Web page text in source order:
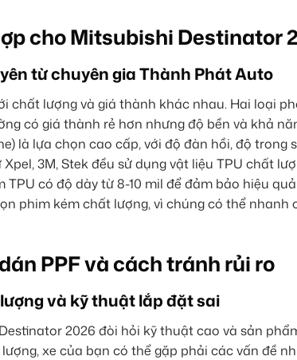
cho Mitsubishi Destinator
từ chuyên gia Thành Phát Auto
chất lượng và giá thành khác nhau. Hai loại
có giá thành rẻ hơn nhưng độ bền và khả
là lựa chọn cao cấp, với độ đàn hồi, độ trong
3M, Stek đều sử dụng vật liệu TPU chất
có độ dày từ 8-10 mil để đảm bảo hiệu
phim kém chất lượng, vì chúng có thể nhanh
PPF và cách tránh rủi ro
và kỹ thuật lắp đặt sai
2026 đòi hỏi kỹ thuật cao và sản
xe của bạn có thể gặp phải các vấn đề